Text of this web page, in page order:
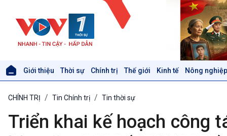
Giới thiệu Thời sự Chính trị Thế giới Kinh tế Nông
Thời sự 6h
Thời sự 12h
Thời sự 18h
CHÍNH TRỊ Tin Chính trị Tin thời sự
Triển khai kế hoạch công